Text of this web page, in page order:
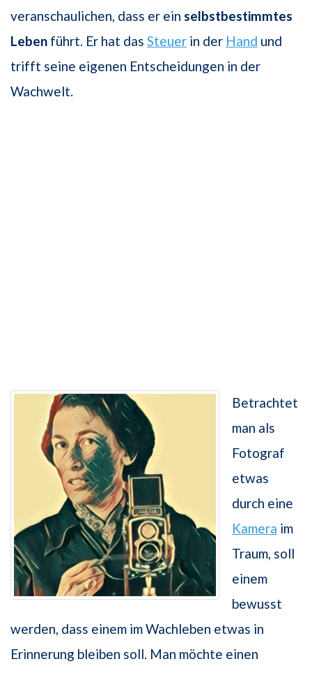
veranschaulichen, dass er ein selbstbestimmtes
Leben führt. Er hat das Steuer in der Hand und
trifft seine eigenen Entscheidungen in der
Wachwelt.
Betrachtet
man als
Fotograf
etwas
durch eine
Kamera im
Traum, soll
einem
bewusst
werden, dass einem im Wachleben etwas in
Erinnerung bleiben soll. Man möchte einen